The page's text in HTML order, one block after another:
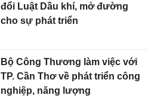
đổi Luật Dầu khí, mở đường
cho sự phát triển
Bộ Công Thương làm việc với
TP. Cần Thơ về phát triển công
nghiệp, năng lượng